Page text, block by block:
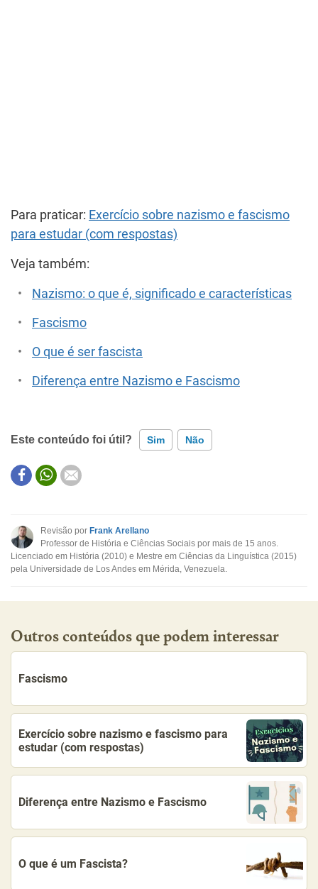
Para praticar: Exercício sobre nazismo e fascismo
para estudar (com respostas)
Veja também:
Nazismo: o que é, significado e características
Fascismo
O que é ser fascista
Diferença entre Nazismo e Fascismo
Este conteúdo foi útil? Sim Não
Este conteúdo não tem a informação que procuro
Outro
Revisão por Frank Arellano
Professor de História e Ciências Sociais por mais de 15 anos.
Licenciado em História (2010) e Mestre em Ciências da Linguística (2015)
pela Universidade de Los Andes em Mérida, Venezuela.
Outros conteúdos que podem interessar
Fascismo
Exercício sobre nazismo e fascismo para
estudar (com respostas)
Diferença entre Nazismo e Fascismo
O que é um Fascista?